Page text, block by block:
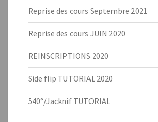
Reprise des cours Septembre 2021
Reprise des cours JUIN 2020
REINSCRIPTIONS 2020
Side flip TUTORIAL 2020
540°/Jacknif TUTORIAL